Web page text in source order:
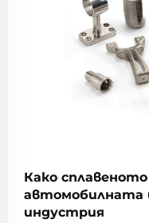
Како
автомобилната
индустрия